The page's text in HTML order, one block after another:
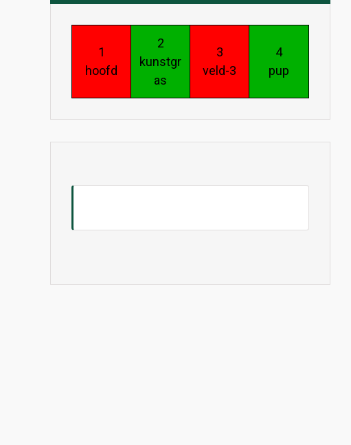
1
hoofd
2
kunstgr
as
3
veld-3
4
pup